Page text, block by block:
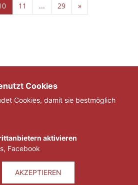
11 ... 29 »
DATENSCHUTZ
E.V.
Cookies
Cookies, damit sie bestmöglich
aktivieren
Facebook
AKZEPTIEREN